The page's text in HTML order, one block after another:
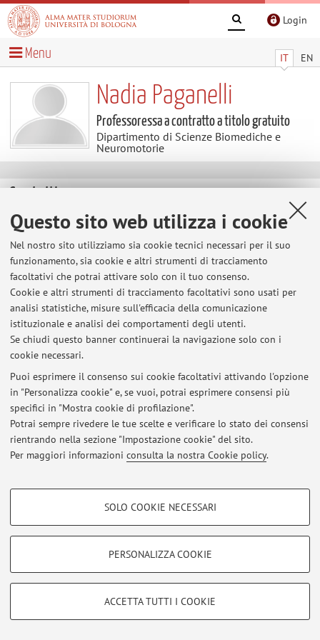
Questo sito web utilizza i cookie
Nel nostro sito utilizziamo sia cookie tecnici necessari per il suo
funzionamento, sia cookie e altri strumenti di tracciamento
facoltativi che potrai attivare solo con il tuo consenso.
Cookie e altri strumenti di tracciamento facoltativi sono usati per
analisi statistiche, misure sull'efficacia della comunicazione
istituzionale e analisi dei comportamenti degli utenti.
Se chiudi questo banner continuerai la navigazione solo con i
cookie necessari.
Puoi esprimere il consenso sui cookie facoltativi attivando l'opzione
in "Personalizza cookie" e, se vuoi, potrai esprimere consensi più
specifici in "Mostra cookie di profilazione".
Potrai sempre rivedere le tue scelte e verificare lo stato dei consensi
rientrando nella sezione "Impostazione cookie" del sito.
Per maggiori informazioni consulta la nostra Cookie policy.
COOKIE DI PROFILAZIONE - FACOLTATIVI
COOKIE TECNICI - NECESSARI
Si tratta di cookie tecnici utilizzati, a titolo esemplificativo, per il corretto
SOLO COOKIE NECESSARI
PERSONALIZZA COOKIE
ACCETTA TUTTI I COOKIE
Login
IT EN
Menu
Nadia Paganelli
Professoressa a contratto a titolo gratuito
Dipartimento di Scienze Biomediche e
Neuromotorie
Contatti
E-mail:
nadia.paganelli4@unibo.it
Tel:
+39 0547 674856
Dipartimento di Scienze Biomediche e Neuromotorie
Via Massarenti 9, Bologna -Vai alla mappa
Ultimi avvisi
Al momento non sono presenti avvisi.
Accedi tramiteloginper gestire tutti i contenuti del sito.
© 2026 - ALMA MATER STUDIORUM - Università di Bologna - Via
|Note legali |Impostazioni Cookie